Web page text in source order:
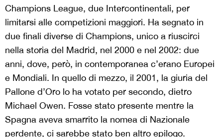
Champions League, due Intercontinentali, per
limitarsi alle competizioni maggiori. Ha segnato in
due finali diverse di Champions, unico a riuscirci
nella storia del Madrid, nel 2000 e nel 2002: due
anni, dove, però, in contemporanea c’erano Europei
e Mondiali. In quello di mezzo, il 2001, la giuria del
Pallone d’Oro lo ha votato per secondo, dietro
Michael Owen. Fosse stato presente mentre la
Spagna aveva smarrito la nomea di Nazionale
perdente, ci sarebbe stato ben altro epilogo.